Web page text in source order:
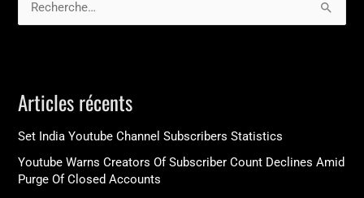
e
r
h
Articles récents
Set India Youtube Channel Subscribers Statistics
Youtube Warns Creators Of Subscriber Count Declines Amid
Purge Of Closed Accounts